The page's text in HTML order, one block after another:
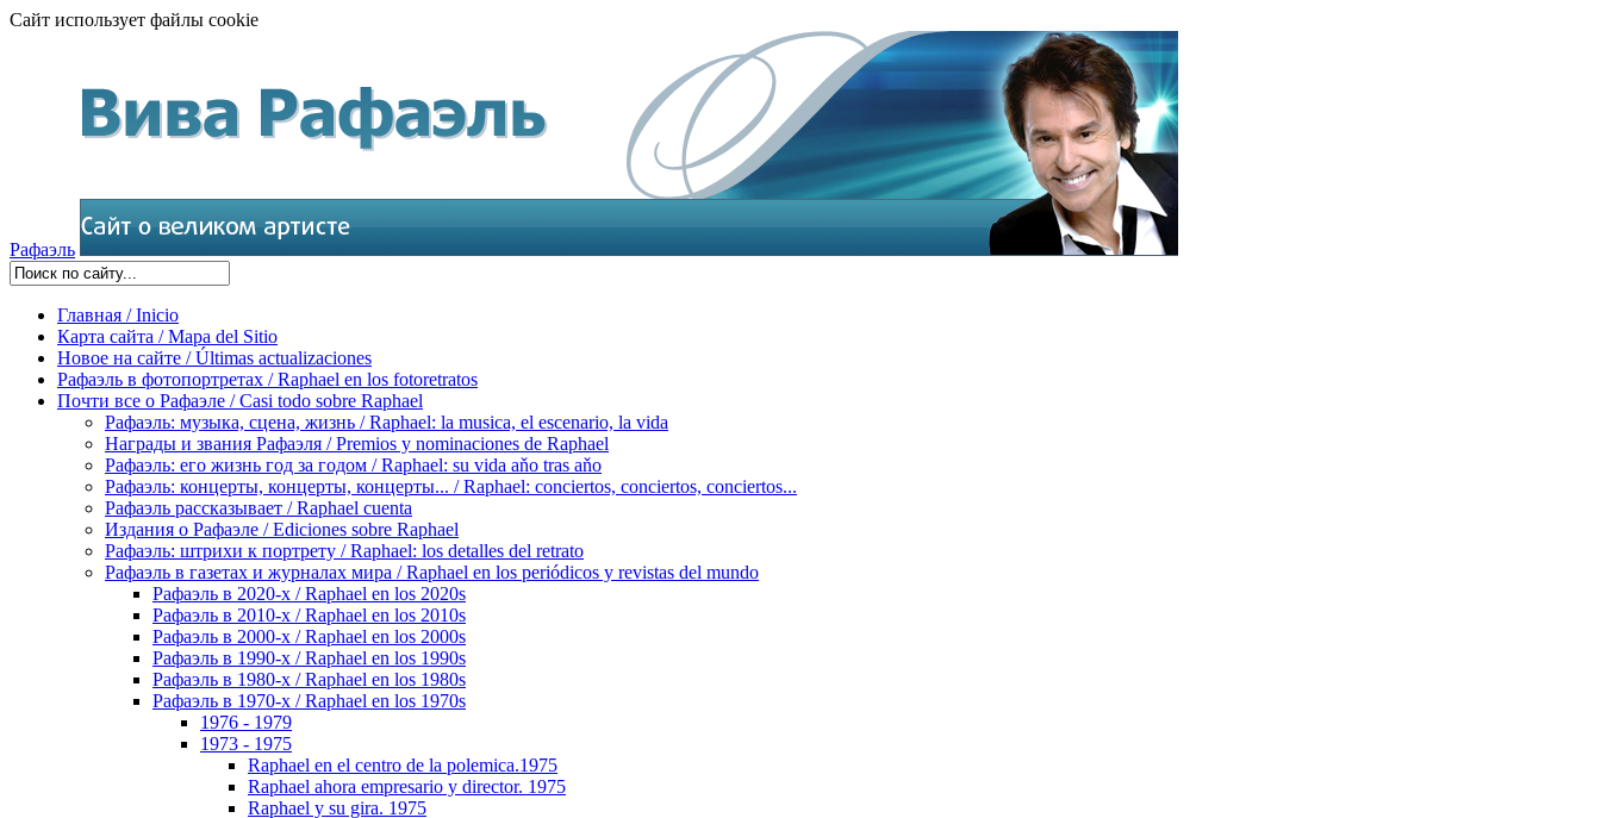
Сайт использует файлы cookie
Рафаэль
Главная / Inicio
Карта сайта / Mapa del Sitio
Новое на сайте / Últimas actualizaciones
Рафаэль в фотопортретах / Raphael en los fotoretratos
Почти все о Рафаэле / Casi todo sobre Raphael
Рафаэль: музыка, сцена, жизнь / Raphael: la musica, el escenario, la vida
Награды и звания Рафаэля / Premios y nominaciones de Raphael
Рафаэль: его жизнь год за годом / Raphael: su vida aňo tras aňo
Рафаэль: концерты, концерты, концерты... / Raphael: conciertos, сonciertos, сonciertos...
Рафаэль рассказывает / Raphael cuenta
Издания о Рафаэле / Ediciones sobre Raphael
Рафаэль: штрихи к портрету / Raphael: los detalles del retrato
Рафаэль в газетах и журналах мира / Raphael en los periódicos y revistas del mundo
Рафаэль в 2020-х / Raphael en los 2020s
Рафаэль в 2010-х / Raphael en los 2010s
Рафаэль в 2000-х / Raphael en los 2000s
Рафаэль в 1990-х / Raphael en los 1990s
Рафаэль в 1980-х / Raphael en los 1980s
Рафаэль в 1970-х / Raphael en los 1970s
1976 - 1979
1973 - 1975
Raphael en el centro de la polemica.1975
Raphael ahora empresario y director. 1975
Raphael y su gira. 1975